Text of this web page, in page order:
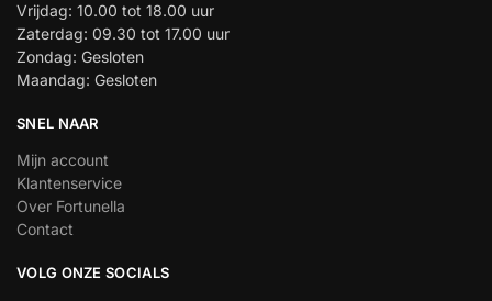
Vrijdag: 10.00 tot 18.00 uur
Zaterdag: 09.30 tot 17.00 uur
Zondag: Gesloten
Maandag: Gesloten
SNEL NAAR
Mijn account
Klantenservice
Over Fortunella
Contact
VOLG ONZE SOCIALS